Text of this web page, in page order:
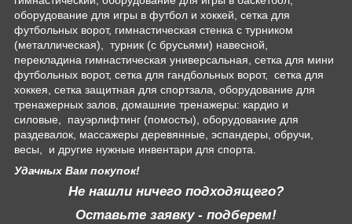
оборудование для игры в футбол и хоккей, сетка для
футбольных ворот, гимнастическая стенка с турником
(металлическая), турник (с брусьями) навесной,
перекладина гимнастическая универсальная, сетка для мини
футбольных ворот, сетка для гандбольных ворот, сетка для
хоккея, сетка защитная для спортзала, оборудование для
тренажерных залов, домашние тренажеры: кардио и
силовые, пауэрлифтинг (помосты), оборудование для
раздевалок, массажеры деревянные, эспандеры, обручи,
весы, и другие нужные инвентари для спорта.
Удачных Вам покупок!
Не нашли ничего подходящего?
Оставьте заявку - подберем!